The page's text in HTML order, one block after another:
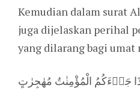
Kemudian dalam surat
juga dijelaskan perihal
yang dilarang bagi umat
اِذَا جَاۤءَكُمُ الْمُؤْمِنٰتُ مُهٰجِرٰتٍ